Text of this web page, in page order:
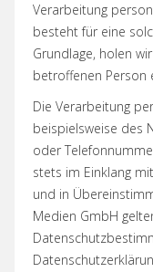
Verarbeitung
besteht für eine
Grundlage, holen
betroffenen Person
Die Verarbeitung
beispielsweise des
oder
stets im Einklang
und in
Medien GmbH